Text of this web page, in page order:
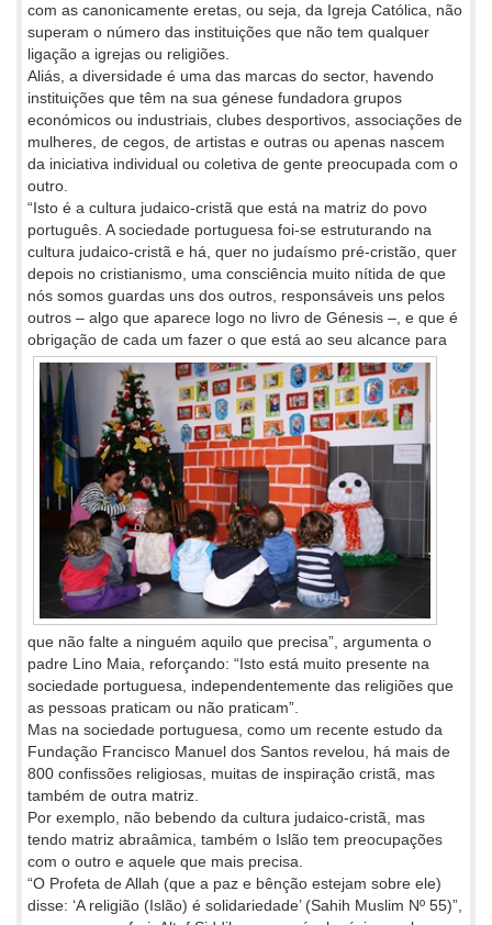
com as canonicamente eretas, ou seja, da Igreja Católica, não
superam o número das instituições que não tem qualquer
ligação a igrejas ou religiões.
Aliás, a diversidade é uma das marcas do sector, havendo
instituições que têm na sua génese fundadora grupos
económicos ou industriais, clubes desportivos, associações de
mulheres, de cegos, de artistas e outras ou apenas nascem
da iniciativa individual ou coletiva de gente preocupada com o
outro.
“Isto é a cultura judaico-cristã que está na matriz do povo
português. A sociedade portuguesa foi-se estruturando na
cultura judaico-cristã e há, quer no judaísmo pré-cristão, quer
depois no cristianismo, uma consciência muito nítida de que
nós somos guardas uns dos outros, responsáveis uns pelos
outros – algo que aparece logo no livro de Génesis –, e que é
obrigação de cada um fazer o que está ao seu alcance para
que não falte a ninguém aquilo que precisa”, argumenta o
padre Lino Maia, reforçando: “Isto está muito presente na
sociedade portuguesa, independentemente das religiões que
as pessoas praticam ou não praticam”.
Mas na sociedade portuguesa, como um recente estudo da
Fundação Francisco Manuel dos Santos revelou, há mais de
800 confissões religiosas, muitas de inspiração cristã, mas
também de outra matriz.
Por exemplo, não bebendo da cultura judaico-cristã, mas
tendo matriz abraâmica, também o Islão tem preocupações
com o outro e aquele que mais precisa.
“O Profeta de Allah (que a paz e bênção estejam sobre ele)
disse: ‘A religião (Islão) é solidariedade’ (Sahih Muslim Nº 55)”,